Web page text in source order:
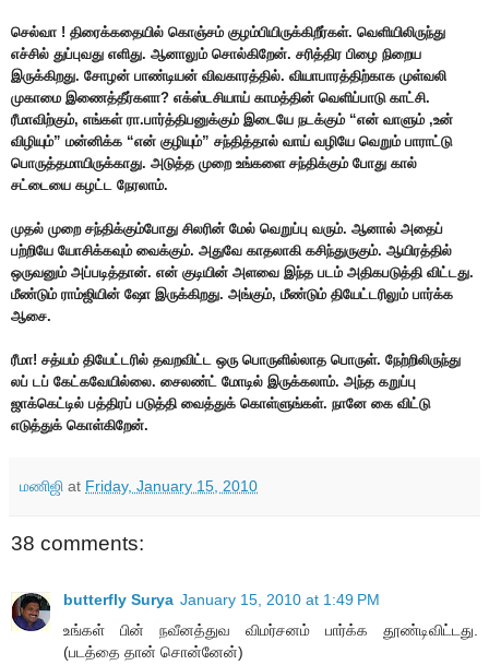
செல்வா ! திரைக்கதையில் கொஞ்சம் குழம்பியிருக்கிறீர்கள். வெளியிலிருந்து
எச்சில் துப்புவது எளிது. ஆனாலும் சொல்கிறேன். சரித்திர பிழை நிறைய
இருக்கிறது. சோழன் பாண்டியன் விவகாரத்தில். வியாபாரத்திற்காக முள்வலி
முகாமை இணைத்தீர்களா? எக்ஸ்டசியாய் காமத்தின் வெளிப்பாடு காட்சி.
ரீமாவிற்கும், எங்கள் ரா.பார்த்திபனுக்கும் இடையே நடக்கும் “என் வாளும் ,உன்
விழியும்” மன்னிக்க “என் குழியும்” சந்தித்தால் வாய் வழியே வெறும் பாராட்டு
பொருத்தமாயிருக்காது. அடுத்த முறை உங்களை சந்திக்கும் போது கால்
சட்டையை கழட்ட நேரலாம்.
முதல் முறை சந்திக்கும்போது சிலரின் மேல் வெறுப்பு வரும். ஆனால் அதைப்
பற்றியே யோசிக்கவும் வைக்கும். அதுவே காதலாகி கசிந்துருகும். ஆயிரத்தில்
ஒருவனும் அப்படித்தான். என் குடியின் அளவை இந்த படம் அதிகபடுத்தி விட்டது.
மீண்டும் ராம்ஜியின் ஷோ இருக்கிறது. அங்கும், மீண்டும் தியேட்டரிலும் பார்க்க
ஆசை.
ரீமா! சத்யம் தியேட்டரில் தவறவிட்ட ஒரு பொருளில்லாத பொருள். நேற்றிலிருந்து
லப் டப் கேட்கவேயில்லை. சைலண்ட் மோடில் இருக்கலாம். அந்த கறுப்பு
ஜாக்கெட்டில் பத்திரப் படுத்தி வைத்துக் கொள்ளுங்கள். நானே கை விட்டு
எடுத்துக் கொள்கிறேன்.
மணிஜி at Friday, January 15, 2010
38 comments:
butterfly Surya January 15, 2010 at 1:49 PM
உங்கள் பின் நவீனத்துவ விமர்சனம் பார்க்க தூண்டிவிட்டது.
(படத்தை தான் சொன்னேன்)